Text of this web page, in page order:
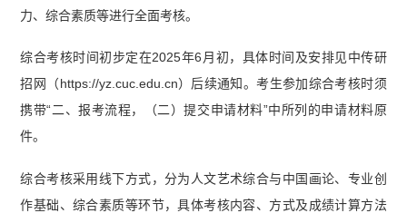
力、综合素质等进行全面考核。
综合考核时间初步定在2025年6月初，具体时间及安排见中传研
招网（https://yz.cuc.edu.cn）后续通知。考生参加综合考核时须
携带“二、报考流程，（二）提交申请材料”中所列的申请材料原
件。
综合考核采用线下方式，分为人文艺术综合与中国画论、专业创
作基础、综合素质等环节，具体考核内容、方式及成绩计算方法